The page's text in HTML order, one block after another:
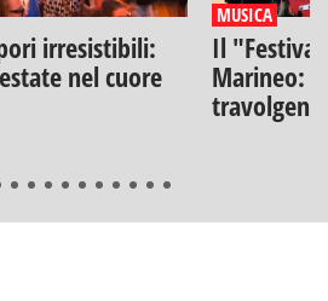
irresistibili:
nel cuore
MUSICA
Il
Marineo: